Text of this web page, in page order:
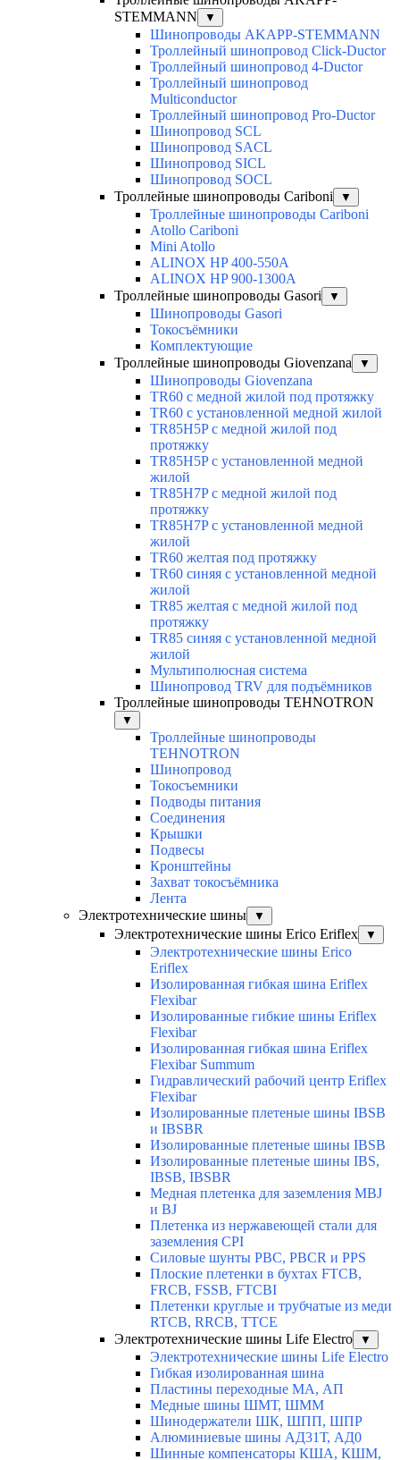
STEMMANN
▼
Шинопроводы AKAPP-STEMMANN
Троллейный шинопровод Click-Ductor
Троллейный шинопровод 4-Ductor
Троллейный шинопровод
Multiconductor
Троллейный шинопровод Pro-Ductor
Шинопровод SCL
Шинопровод SACL
Шинопровод SICL
Шинопровод SOCL
Троллейные шинопроводы Cariboni
▼
Троллейные шинопроводы Cariboni
Atollo Cariboni
Mini Atollo
ALINOX HP 400-550A
ALINOX HP 900-1300A
Троллейные шинопроводы Gasori
▼
Шинопроводы Gasori
Токосъёмники
Комплектующие
Троллейные шинопроводы Giovenzana
▼
Шинопроводы Giovenzana
TR60 с медной жилой под протяжку
TR60 с установленной медной жилой
TR85H5P с медной жилой под
протяжку
TR85H5P с установленной медной
жилой
TR85H7P с медной жилой под
протяжку
TR85H7P с установленной медной
жилой
TR60 желтая под протяжку
TR60 синяя с установленной медной
жилой
TR85 желтая с медной жилой под
протяжку
TR85 синяя с установленной медной
жилой
Мультиполюсная система
Шинопровод TRV для подъёмников
Троллейные шинопроводы TEHNOTRON
▼
Троллейные шинопроводы
TEHNOTRON
Шинопровод
Токосъемники
Подводы питания
Соединения
Крышки
Подвесы
Кронштейны
Захват токосъёмника
Лента
Электротехнические шины
▼
Электротехнические шины Erico Eriflex ▼
Электротехнические шины Erico
Eriflex
Изолированная гибкая шина Eriflex
Flexibar
Изолированные гибкие шины Eriflex
Flexibar
Изолированная гибкая шина Eriflex
Flexibar Summum
Гидравлический рабочий центр Eriflex
Flexibar
Изолированные плетеные шины IBSB
и IBSBR
Изолированные плетеные шины IBSB
Изолированные плетеные шины IBS,
IBSB, IBSBR
Медная плетенка для заземления MBJ
и BJ
Плетенка из нержавеющей стали для
заземления CPI
Силовые шунты PBC, PBCR и PPS
Плоские плетенки в бухтах FTCB,
FRCB, FSSB, FTCBI
Плетенки круглые и трубчатые из меди
RTCB, RRCB, TTCE
Электротехнические шины Life Electro
▼
Электротехнические шины Life Electro
Гибкая изолированная шина
Пластины переходные МА, АП
Медные шины ШМТ, ШММ
Шинодержатели ШК, ШПП, ШПР
Алюминиевые шины АД31Т, АД0
Шинные компенсаторы КША, КШМ,